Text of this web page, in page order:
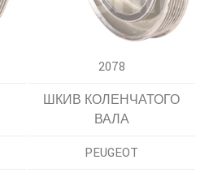
2078
ШКИВ КОЛЕНЧАТОГО
ВАЛА
PEUGEOT